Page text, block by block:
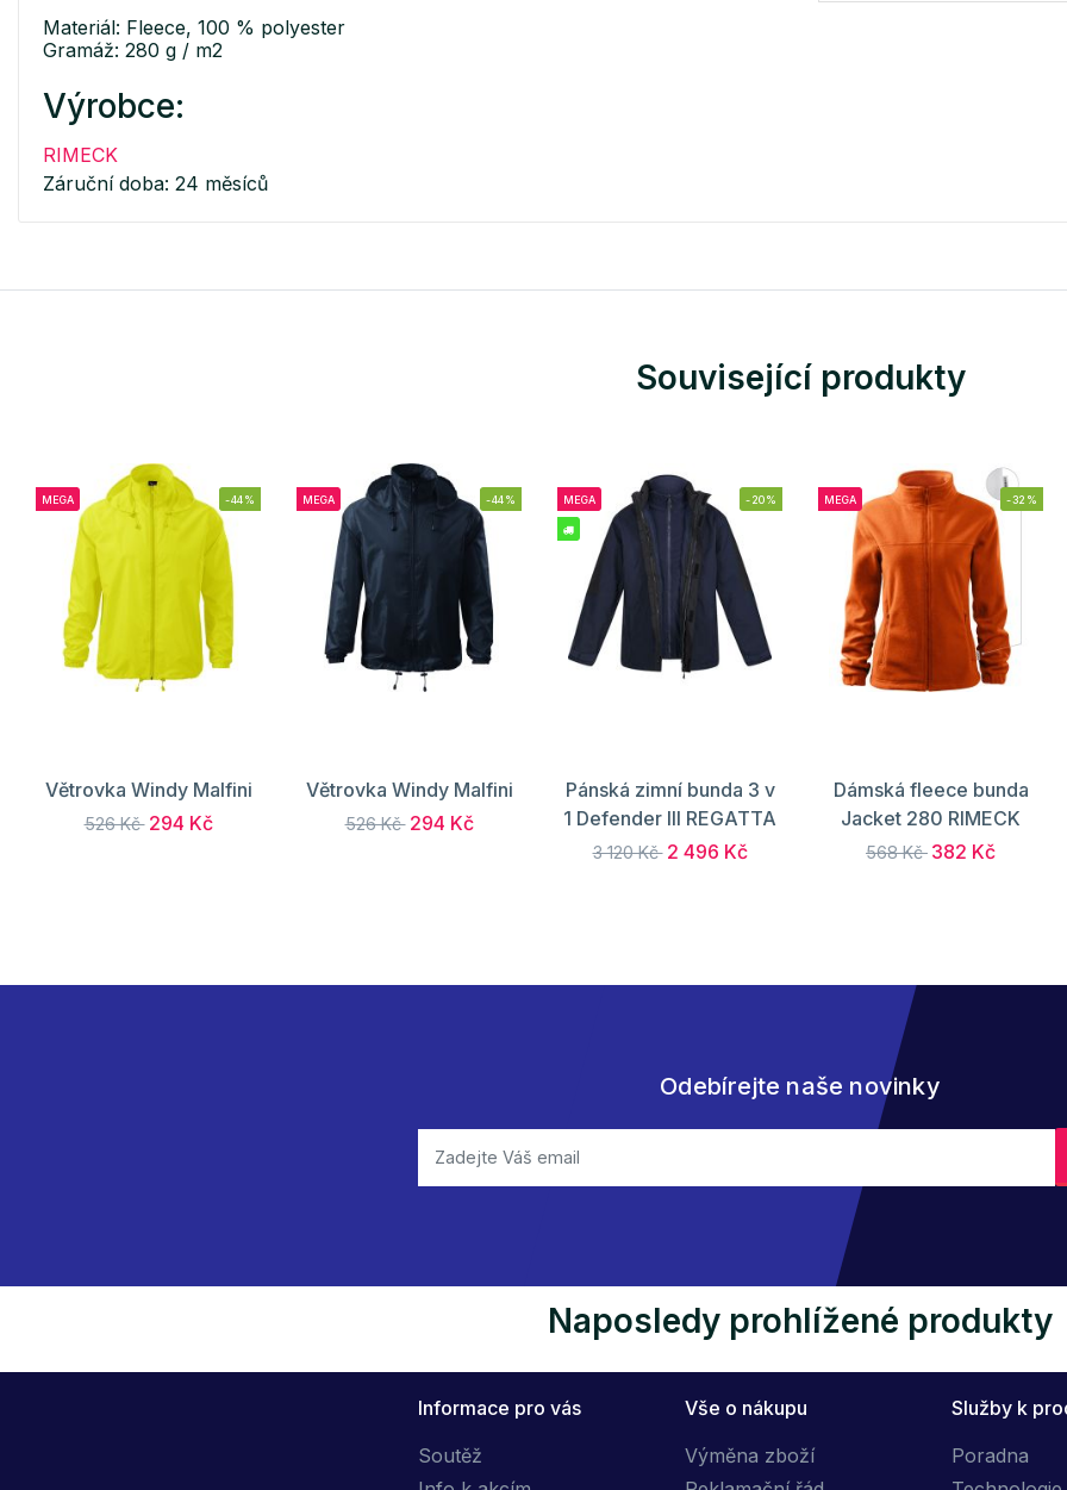
Materiál: Fleece, 100 % polyester
Gramáž: 280 g / m2
Výrobce:
RIMECK
Záruční doba: 24 měsíců
Související produkty
MEGA -44%
Větrovka Windy Malfini
526 Kč 294 Kč
MEGA -44%
Větrovka Windy Malfini
526 Kč 294 Kč
MEGA -20%
Pánská zimní bunda 3 v
1 Defender III REGATTA
3 120 Kč 2 496 Kč
MEGA -32%
Dámská fleece bunda
Jacket 280 RIMECK
568 Kč 382 Kč
Odebírejte naše novinky
Naposledy prohlížené produkty
Informace pro vás
Soutěž
Vše o nákupu
Výměna zboží
Služby k
Poradna